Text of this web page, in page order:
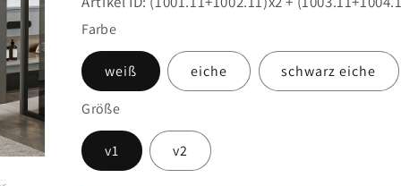
Farbe
weiß eiche schwarz eiche
Größe
v1 v2